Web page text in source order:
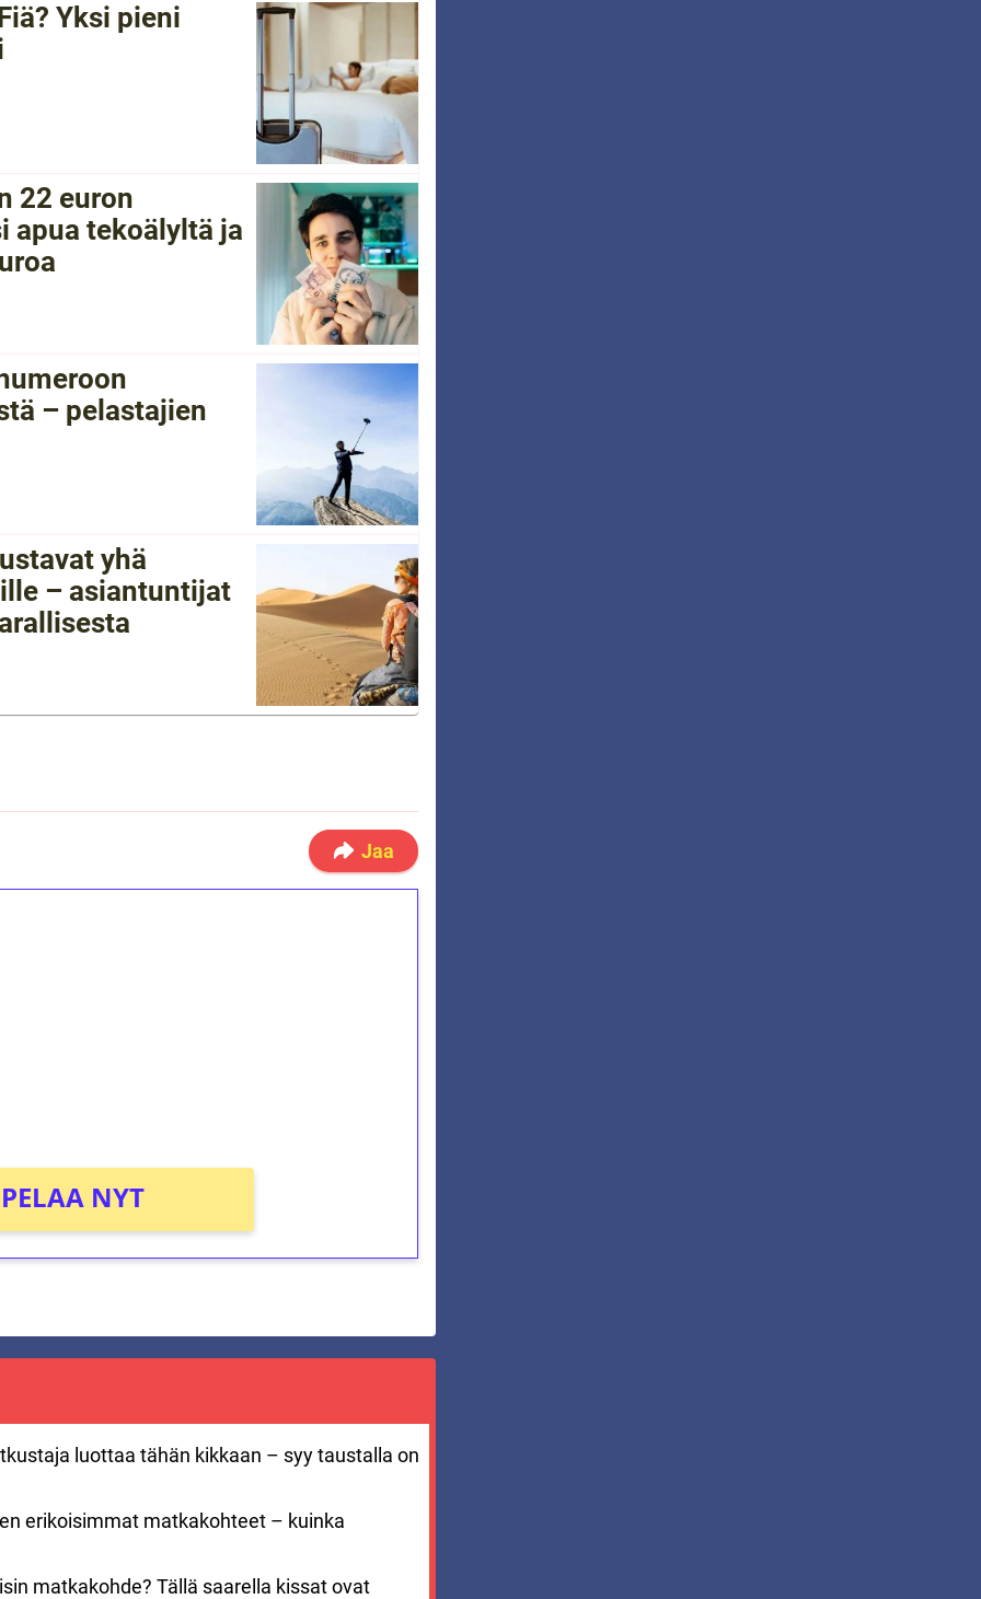
Yksi pieni
22 euron
apua tekoälyltä ja
– pelastajien
yhä
– asiantuntijat
Jaa
PELAA NYT
luottaa tähän kikkaan – syy taustalla on
erikoisimmat matkakohteet – kuinka
matkakohde? Tällä saarella kissat ovat